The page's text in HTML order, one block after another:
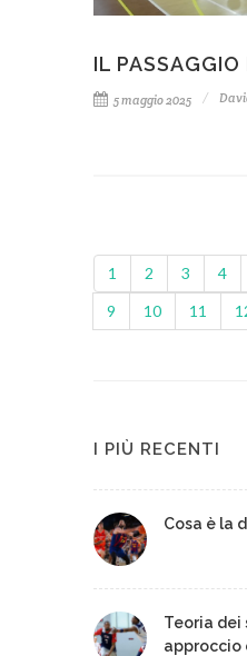
IL PASSAGGIO
5 maggio 2025
1 2 3 4
9
10 11
I PIÙ RECENTI
Cosa è la
Teoria dei
approccio